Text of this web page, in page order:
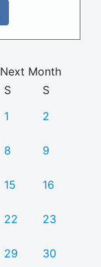
S
S
1
2
8 9
15 16
22 23
29 30